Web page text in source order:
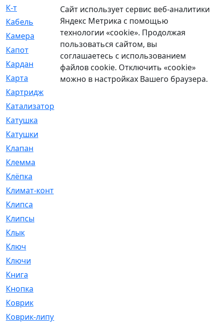
К-т
[13]
Кабель
[50]
Камера
[4]
Капот
[144]
Кардан
[131]
Карта
[2]
Картридж
Катализатор
Катушка
Катушки
Клапан
Клемма
Клёпка
Климат-контроль
Клипса
Клипсы
Клык
Ключ
Ключи
Книга
Кнопка
Коврик
Коврик-липучка
Сайт использует сервис веб-аналитики
Яндекс Метрика с помощью
технологии «cookie». Продолжая
пользоваться сайтом, вы
соглашаетесь с использованием
файлов cookie. Отключить «cookie»
можно в настройках Вашего браузера.